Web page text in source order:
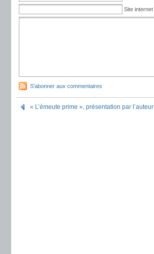
Site internet
S'abonner aux commentaires
« L’émeute prime », présentation par l’auteur